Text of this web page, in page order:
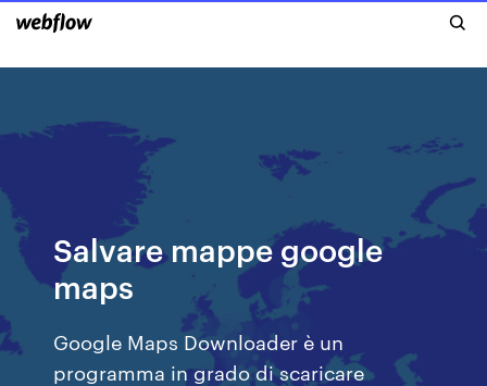
Salvare mappe google
maps
Google Maps Downloader è un
programma in grado di scaricare